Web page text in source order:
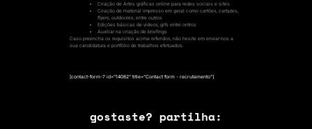
Criação de Artes gráficas online para redes sociais e sites.
Criação de material impresso em geral como cartões, cartazes,
flyers, outdoores, entre outros
Edições básicas de vídeos, gifs entre ontros
Auxiliar na criação de briefings
Caso preencha os requisitos acima referidos, não hesite em enviar-nos a
sua candidatura e portfólio de trabalhos efetuados.
[contact-form-7 id="14082" title="Contact form - recrutamento"]
gostaste? partilha: